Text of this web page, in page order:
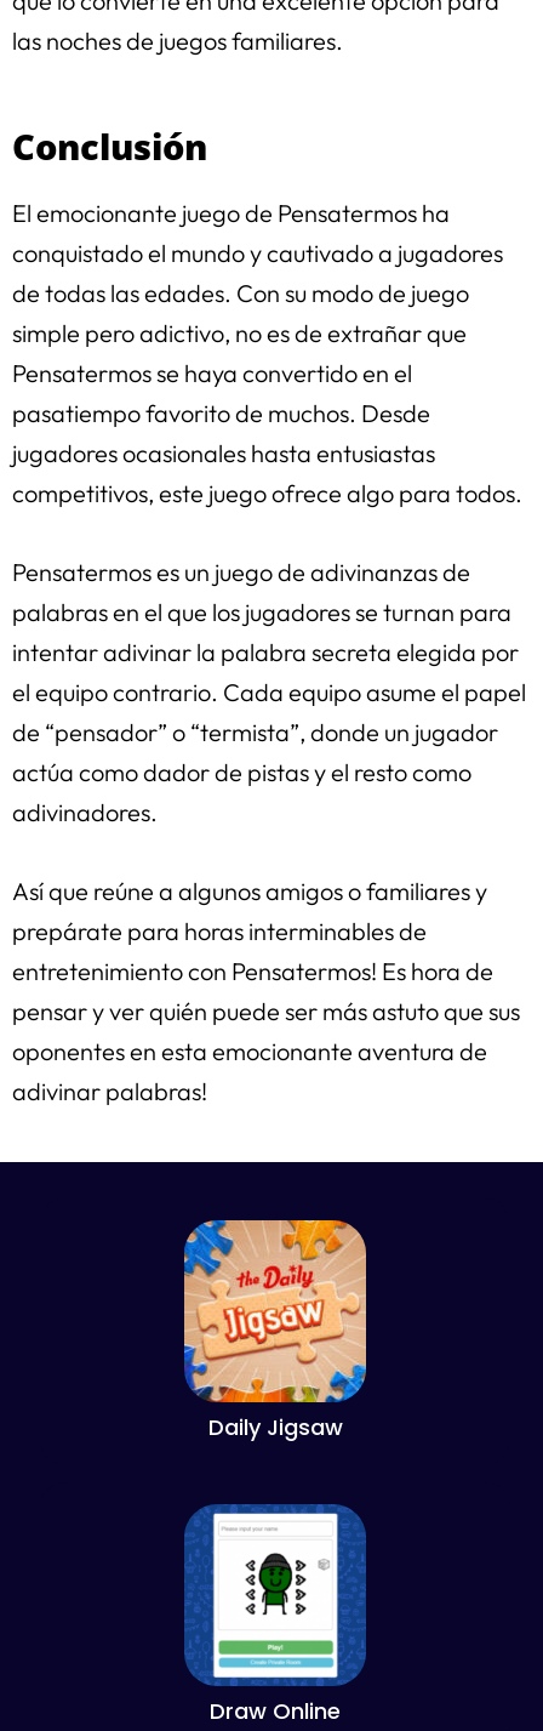
las noches de juegos familiares.
Conclusión
El emocionante juego de Pensatermos ha
conquistado el mundo y cautivado a jugadores
de todas las edades. Con su modo de juego
simple pero adictivo, no es de extrañar que
Pensatermos se haya convertido en el
pasatiempo favorito de muchos. Desde
jugadores ocasionales hasta entusiastas
competitivos, este juego ofrece algo para todos.
Pensatermos es un juego de adivinanzas de
palabras en el que los jugadores se turnan para
intentar adivinar la palabra secreta elegida por
el equipo contrario. Cada equipo asume el papel
de “pensador” o “termista”, donde un jugador
actúa como dador de pistas y el resto como
adivinadores.
Así que reúne a algunos amigos o familiares y
prepárate para horas interminables de
entretenimiento con Pensatermos! Es hora de
pensar y ver quién puede ser más astuto que sus
oponentes en esta emocionante aventura de
adivinar palabras!
Daily Jigsaw
Draw Online